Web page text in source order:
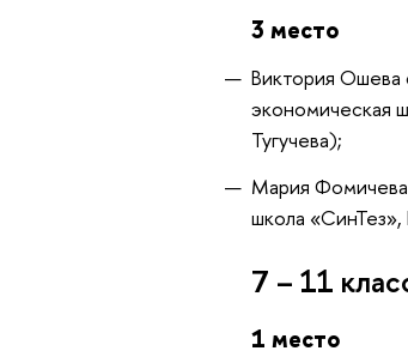
3 место
Виктория Ошева
экономическая
Тугучева);
Мария Фомичева
школа
7 – 11
1 место